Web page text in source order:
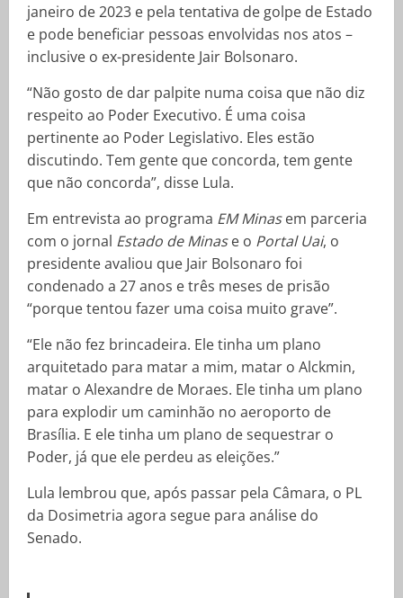
janeiro de 2023 e pela tentativa de golpe de Estado
e pode beneficiar pessoas envolvidas nos atos –
inclusive o ex-presidente Jair Bolsonaro.
“Não gosto de dar palpite numa coisa que não diz
respeito ao Poder Executivo. É uma coisa
pertinente ao Poder Legislativo. Eles estão
discutindo. Tem gente que concorda, tem gente
que não concorda”, disse Lula.
Em entrevista ao programa EM Minasem parceria
com o jornal Estado de Minase o Portal Uai, o
presidente avaliou que Jair Bolsonaro foi
condenado a 27 anos e três meses de prisão
“porque tentou fazer uma coisa muito grave”.
“Ele não fez brincadeira. Ele tinha um plano
arquitetado para matar a mim, matar o Alckmin,
matar o Alexandre de Moraes. Ele tinha um plano
para explodir um caminhão no aeroporto de
Brasília. E ele tinha um plano de sequestrar o
Poder, já que ele perdeu as eleições.”
Lula lembrou que, após passar pela Câmara, o PL
da Dosimetria agora segue para análise do
Senado.